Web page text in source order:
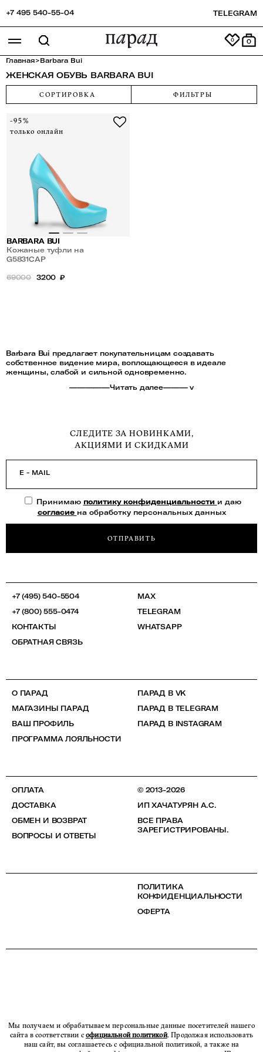
+7 495 540-55-04 TELEGRAM
0
Главная>Barbara Bui
ЖЕНСКАЯ ОБУВЬ BARBARA BUI
СОРТИРОВКА ФИЛЬТРЫ
-95%
только онлайн
BARBARA BUI
Кожаные туфли на
платформе
G5831CAP
69000 3200 ₽
Barbara Bui предлагает покупательницам создавать
собственное видение мира, воплощающееся в идеале
женщины, слабой и сильной одновременно.
—————Читать далее——— v
СЛЕДИТЕ ЗА НОВИНКАМИ,
АКЦИЯМИ И СКИДКАМИ
E - MAIL
Принимаю политику конфиденциальности и даю
согласие на обработку персональных данных
ОТПРАВИТЬ
+7 (495) 540-5504
+7 (800) 555-0474
КОНТАКТЫ
ОБРАТНАЯ СВЯЗЬ
MAX
TELEGRAM
WHATSAPP
О ПАРАД
МАГАЗИНЫ ПАРАД
ВАШ ПРОФИЛЬ
ПРОГРАММА ЛОЯЛЬНОСТИ
ПАРАД В VK
ПАРАД В TELEGRAM
ПАРАД В INSTAGRAM
ОПЛАТА
ДОСТАВКА
ОБМЕН И ВОЗВРАТ
ВОПРОСЫ И ОТВЕТЫ
© 2013-2026
ИП ХАЧАТУРЯН А.С.
ВСЕ ПРАВА
ЗАРЕГИСТРИРОВАНЫ.
ПОЛИТИКА
КОНФИДЕНЦИАЛЬНОСТИ
ОФЕРТА
Мы получаем и обрабатываем персональные данные посетителей нашего
сайта в соответствии софициальной политикой. Продолжая использовать
наш сайт, вы соглашаетесь с официальной политикой, а также на